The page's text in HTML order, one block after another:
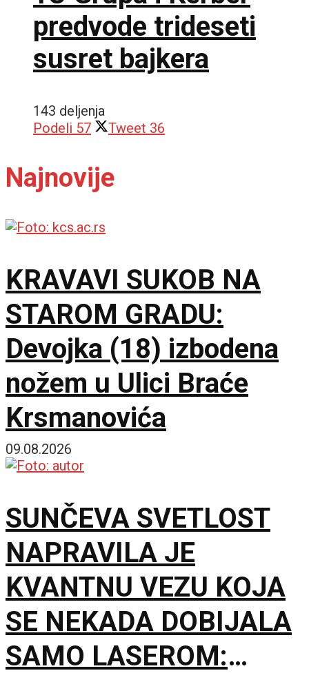
predvode trideseti
susret bajkera
143 deljenja
Podeli 57 Tweet 36
Najnovije
KRAVAVI SUKOB NA
STAROM GRADU:
Devojka (18) izbodena
nožem u Ulici Braće
Krsmanovića
09.08.2026
SUNČEVA SVETLOST
NAPRAVILA JE
KVANTNU VEZU KOJA
SE NEKADA DOBIJALA
SAMO LASEROM: